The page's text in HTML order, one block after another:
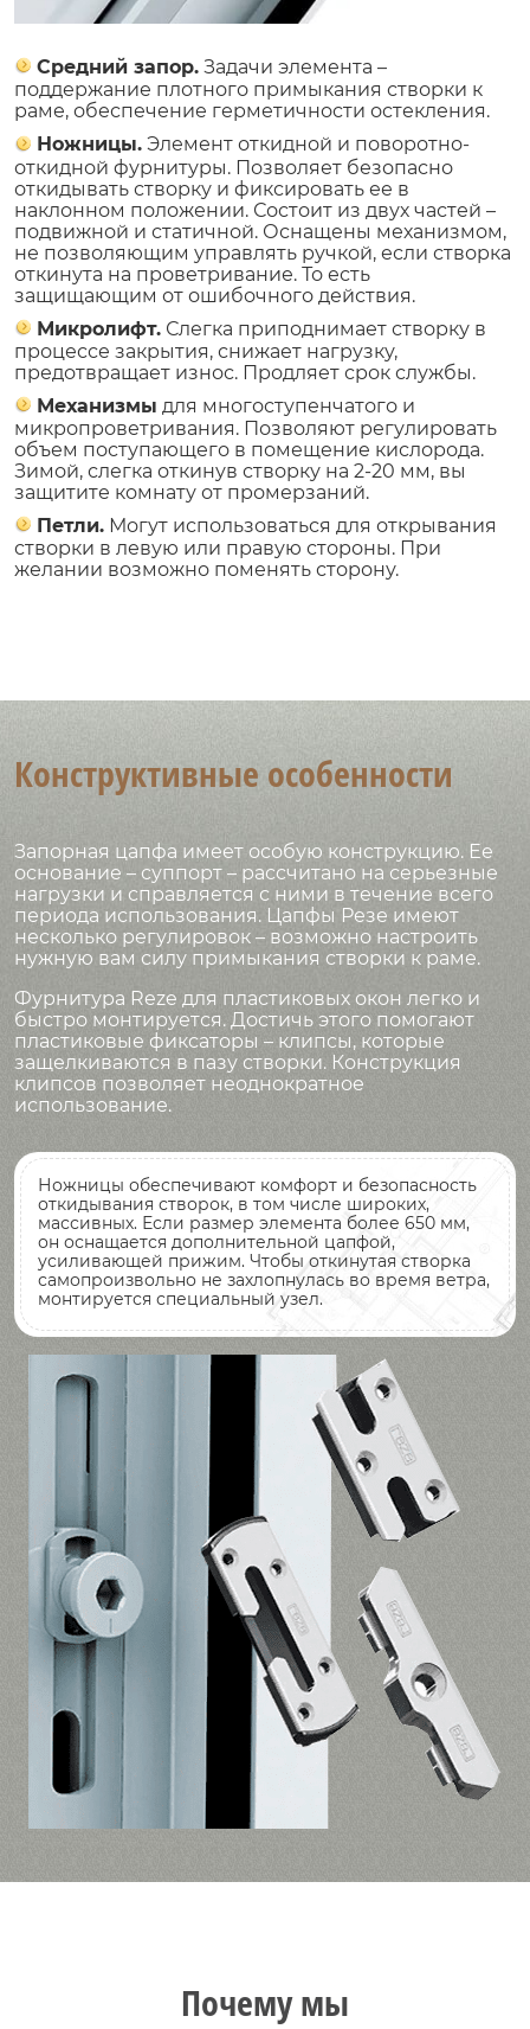
Средний запор. Задачи элемента –
поддержание плотного примыкания створки к
раме, обеспечение герметичности остекления.
Ножницы. Элемент откидной и поворотно-
откидной фурнитуры. Позволяет безопасно
откидывать створку и фиксировать ее в
наклонном положении. Состоит из двух частей –
подвижной и статичной. Оснащены механизмом,
не позволяющим управлять ручкой, если створка
откинута на проветривание. То есть
защищающим от ошибочного действия.
Микролифт. Слегка приподнимает створку в
процессе закрытия, снижает нагрузку,
предотвращает износ. Продляет срок службы.
Механизмы для многоступенчатого и
микропроветривания. Позволяют регулировать
объем поступающего в помещение кислорода.
Зимой, слегка откинув створку на 2-20 мм, вы
защитите комнату от промерзаний.
Петли. Могут использоваться для открывания
створки в левую или правую стороны. При
желании возможно поменять сторону.
Конструктивные особенности
Запорная цапфа имеет особую конструкцию. Ее
основание – суппорт – рассчитано на серьезные
нагрузки и справляется с ними в течение всего
периода использования. Цапфы Резе имеют
несколько регулировок – возможно настроить
нужную вам силу примыкания створки к раме.
Фурнитура Reze для пластиковых окон легко и
быстро монтируется. Достичь этого помогают
пластиковые фиксаторы – клипсы, которые
защелкиваются в пазу створки. Конструкция
клипсов позволяет неоднократное
использование.
Ножницы обеспечивают комфорт и безопасность
откидывания створок, в том числе широких,
массивных. Если размер элемента более 650 мм,
он оснащается дополнительной цапфой,
усиливающей прижим. Чтобы откинутая створка
самопроизвольно не захлопнулась во время ветра,
монтируется специальный узел.
Почему мы